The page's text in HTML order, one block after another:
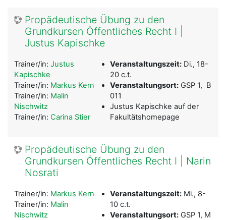
Propädeutische Übung zu den
Grundkursen Öffentliches Recht I |
Justus Kapischke
Veranstaltungszeit: Di., 18-
20 c.t.
Veranstaltungsort: GSP 1, B
011
Justus Kapischke auf der
Fakultätshomepage
Trainer/in: Justus
Kapischke
Trainer/in: Markus Kern
Trainer/in: Malin
Nischwitz
Trainer/in: Carina Stier
Propädeutische Übung zu den
Grundkursen Öffentliches Recht I | Narin
Nosrati
Veranstaltungszeit: Mi., 8-
10 c.t.
Veranstaltungsort: GSP 1, M
Trainer/in: Markus Kern
Trainer/in: Malin
Nischwitz